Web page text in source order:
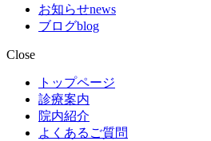
お知らせnews
ブログblog
Close
トップページ
診療案内
院内紹介
よくあるご質問